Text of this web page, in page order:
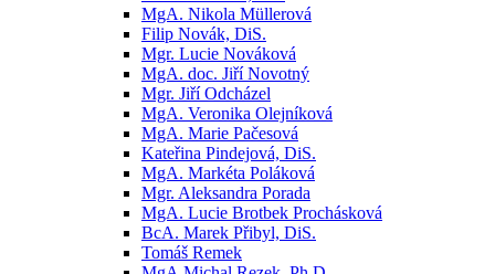
MgA. Nikola Müllerová
Filip Novák, DiS.
Mgr. Lucie Nováková
MgA. doc. Jiří Novotný
Mgr. Jiří Odcházel
MgA. Veronika Olejníková
MgA. Marie Pačesová
Kateřina Pindejová, DiS.
MgA. Markéta Poláková
Mgr. Aleksandra Porada
MgA. Lucie Brotbek Prochásková
BcA. Marek Přibyl, DiS.
Tomáš Remek